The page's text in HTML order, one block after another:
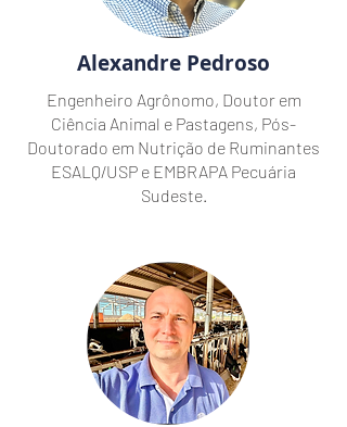
Alexandre Pedroso
Engenheiro Agrônomo, Doutor em
Ciência Animal e Pastagens, Pós-
Doutorado em Nutrição de Ruminantes
ESALQ/USP e EMBRAPA Pecuária
Sudeste.